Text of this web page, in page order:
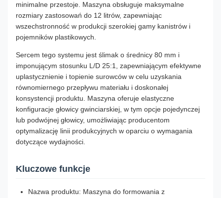
minimalne przestoje. Maszyna obsługuje maksymalne
rozmiary zastosowań do 12 litrów, zapewniając
wszechstronność w produkcji szerokiej gamy kanistrów i
pojemników plastikowych.
Sercem tego systemu jest ślimak o średnicy 80 mm i
imponującym stosunku L/D 25:1, zapewniającym efektywne
uplastycznienie i topienie surowców w celu uzyskania
równomiernego przepływu materiału i doskonałej
konsystencji produktu. Maszyna oferuje elastyczne
konfiguracje głowicy gwinciarskiej, w tym opcje pojedynczej
lub podwójnej głowicy, umożliwiając producentom
optymalizację linii produkcyjnych w oparciu o wymagania
dotyczące wydajności.
Kluczowe funkcje
Nazwa produktu: Maszyna do formowania z